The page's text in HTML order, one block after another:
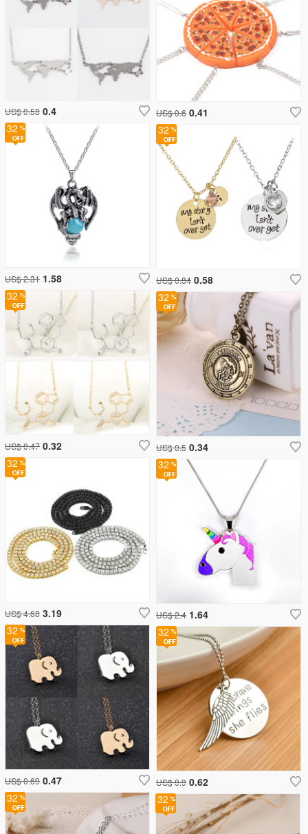
US$ 0.58 0.4 US$ 0.6 0.41
32
US$ 2.31 1.58
32
US$ 0.84 0.58
32
US$ 0.47 0.32
32
US$ 0.5 0.34
32
US$ 4.68 3.19
32
US$ 2.4 1.64
32
US$ 0.69 0.47
32
US$ 0.9 0.62
32
32